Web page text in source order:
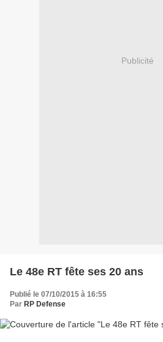
Publicité
Le 48e RT fête ses 20 ans
Publié le 07/10/2015 à 16:55
Par RP Defense